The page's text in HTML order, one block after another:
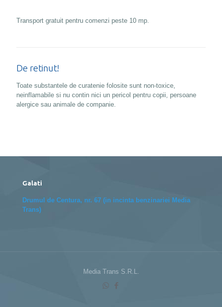
Transport gratuit pentru comenzi peste 10 mp.
De retinut!
Toate substantele de curatenie folosite sunt non-toxice,
neinflamabile si nu contin nici un pericol pentru copii, persoane
alergice sau animale de companie.
Galati
Drumul de Centura, nr. 67 (in incinta benzinariei Media
Trans)
Media Trans S.R.L.